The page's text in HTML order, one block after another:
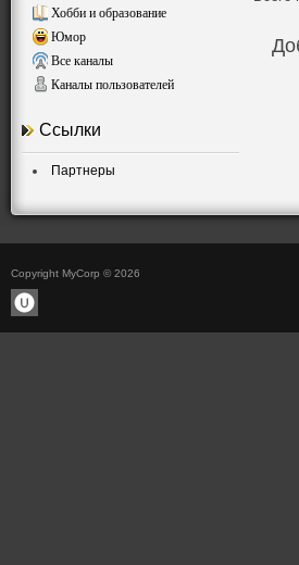
Хобби и образование
Юмор
Все каналы
Каналы пользователей
Ссылки
Партнеры
Copyright MyCorp © 2026